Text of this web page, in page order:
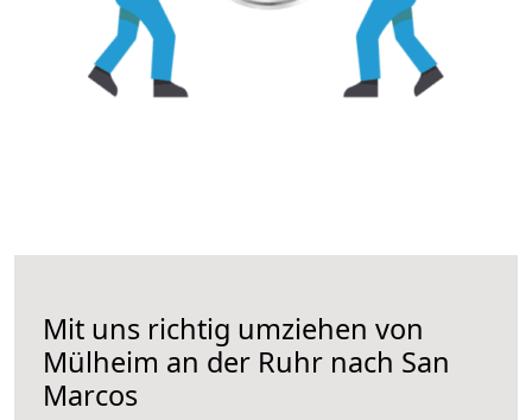
Mit uns richtig umziehen von
Mülheim an der Ruhr nach San
Marcos